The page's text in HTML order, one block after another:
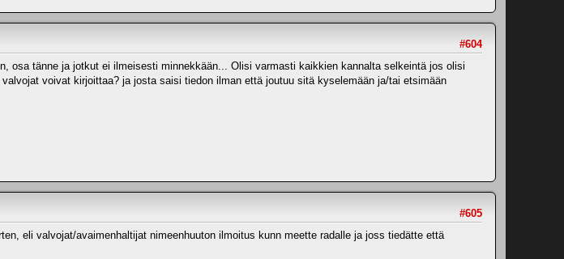
#604
osa tänne ja jotkut ei ilmeisesti minnekkään... Olisi varmasti kaikkien kannalta selkeintä jos olisi
voivat kirjoittaa? ja josta saisi tiedon ilman että joutuu sitä kyselemään ja/tai etsimään
#605
eli valvojat/avaimenhaltijat nimeenhuuton ilmoitus kunn meette radalle ja joss tiedätte että